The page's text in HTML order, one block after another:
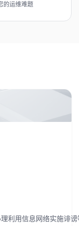
的运维难题
利用信息网络实施诽